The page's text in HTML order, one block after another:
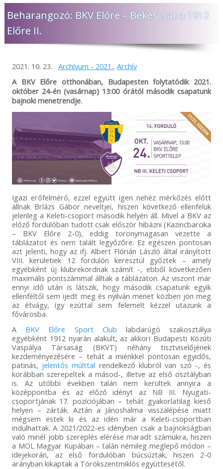
Beharangozó: BKV Előre – Békéscsaba 1912
Előre II.
2021. 10. 23. Archívum - 2021., Archív
A BKV Előre otthonában, Budapesten folytatódik 2021.
október 24-én (vasárnap) 13:00 órától második csapatunk
bajnoki menetrendje.
Igazi erőfelmérő, ezzel együtt igen nehéz mérkőzés előtt
állnak Brlázs Gábor neveltjei, hiszen következő ellenfelük
jelenleg a Keleti-csoport második helyén áll. Mivel a BKV az
előző fordulóban tudott csak először hibázni (Kazincbarcika
– BKV Előre 2-0), eddig toronymagasan vezette a
táblázatot és nem talált legyőzőre. Ez egészen pontosan
azt jelenti, hogy az ifj. Albert Flórián László által irányított
VIII. kerületiek 12 fordulón keresztül győztek – amely
egyébként új klubrekordnak számít -, ebből következően
maximális pontszámmal álltak a táblázaton. Az viszont már
ennyi idő után is látszik, hogy második csapatunk egyik
ellenféltől sem ijedt meg és nyilván menet közben jön meg
az étvágy, így ezúttal sem felemelt kézzel utazunk a
fővárosba.
A BKV Előre Sport Club labdarúgó szakosztálya
egyébként 1912 nyarán alakult, az akkori Budapesti Közúti
Vaspálya Társaság (BKVT) néhány tisztviselőjének
kezdeményezésére – tehát a miénkkel pontosan egyidős,
patinás, jelentős múlttal rendelkező klubról van szó -, és
korábban szerepeltek a másod-, illetve az első osztályban
is. Az utóbbi években talán nem kerültek annyira a
középpontba és az előző idényt az NB III. Nyugati-
csoportjának 17. pozíciójában – tehát gyakorlatilag kieső
helyen – zárták. Aztán a Jánoshalma visszalépése miatt
mégsem estek ki és az idén már a Keleti-csoportban
indulhattak. A 2021/2022-es idényben csak a bajnokságban
való minél jobb szereplés elérése maradt számukra, hiszen
a MOL Magyar Kupában – talán némileg meglepő módon –
idejekorán, az első fordulóban búcsúztak, hiszen 2-0
arányban kikaptak a Törökszentmiklós együttesétől.